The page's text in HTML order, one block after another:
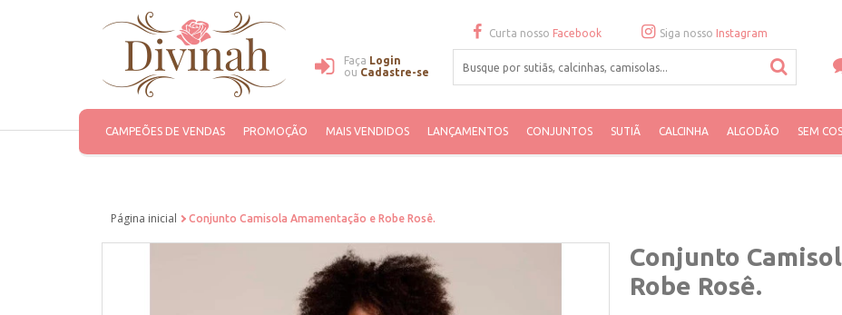
Faça Login
ou Cadastre-se
Curta nosso Facebook Siga nosso Instagram
CAMPEÕES DE VENDAS PROMOÇÃO MAIS VENDIDOS LANÇAMENTOS CONJUNTOS SUTIÃ CALCINHA ALGODÃO SEM
Página inicial Conjunto Camisola Amamentação e Robe Rosê.
Conjunto
Robe Rosê.